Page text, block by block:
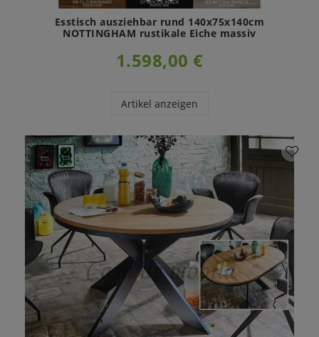
Esstisch ausziehbar rund 140x75x140cm
NOTTINGHAM rustikale Eiche massiv
1.598,00 €
Artikel anzeigen